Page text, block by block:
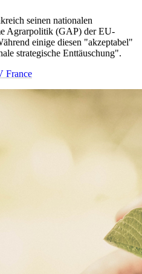
seinen nationalen
Agrarpolitik (GAP) der EU-
einige diesen "akzeptabel"
strategische Enttäuschung".
France